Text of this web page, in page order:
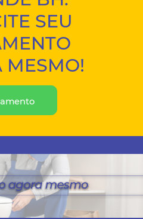
SEU
MESMO!